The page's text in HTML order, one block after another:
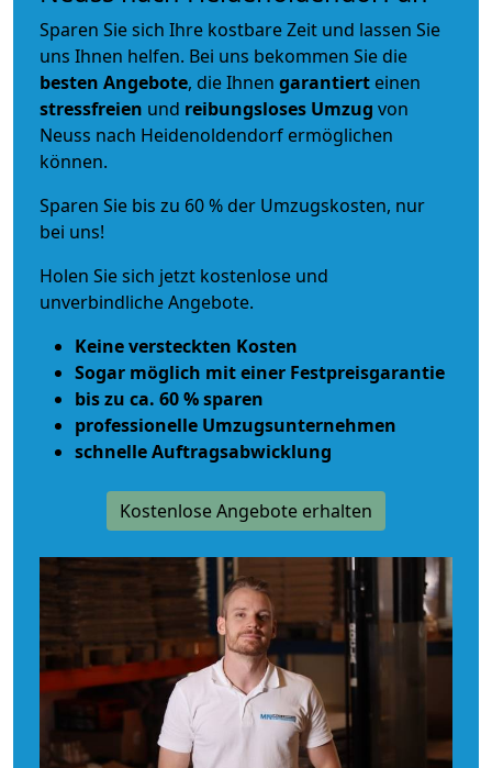
Sparen Sie sich Ihre kostbare Zeit und lassen Sie
uns Ihnen helfen. Bei uns bekommen Sie die
besten Angebote, die Ihnen garantiert einen
stressfreien und reibungsloses Umzug von
Neuss nach Heidenoldendorf ermöglichen
können.
Sparen Sie bis zu 60 % der Umzugskosten, nur
bei uns!
Holen Sie sich jetzt kostenlose und
unverbindliche Angebote.
Keine versteckten Kosten
Sogar möglich mit einer Festpreisgarantie
bis zu ca. 60 % sparen
professionelle Umzugsunternehmen
schnelle Auftragsabwicklung
Kostenlose Angebote erhalten